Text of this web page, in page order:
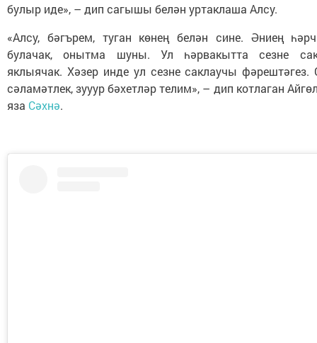
булыр иде», – дип сагышы белән уртаклаша Алсу.
«Алсу, бәгърем, туган көнең белән сине. Әниең
булачак, онытма шуны. Ул һәрвакытта сезне
яклыячак. Хәзер инде ул сезне саклаучы фәрештәгез.
сәламәтлек, зууур бәхетләр телим», – дип котлаган
яза Сәхнә.